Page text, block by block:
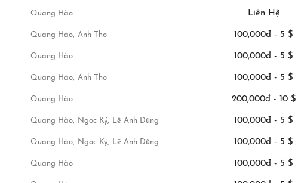
Quang Hào Liên Hệ
Quang Hào, Anh Thơ 100,000đ - 5 $
Quang Hào 100,000đ - 5 $
Quang Hào, Anh Thơ 100,000đ - 5 $
Quang Hào 200,000đ - 10 $
Quang Hào, Ngọc Ký, Lê Anh Dũng 100,000đ - 5 $
Quang Hào, Ngọc Ký, Lê Anh Dũng 100,000đ - 5 $
Quang Hào 100,000đ - 5 $